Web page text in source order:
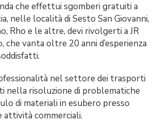
che effettui sgomberi gratuiti a
nelle località di Sesto San Giovanni,
Rho e le altre, devi rivolgerti a JR
che vanta oltre 20 anni d’esperienza
nel settore dei trasporti
nella risoluzione di problematiche
di materiali in esubero presso
attività commerciali.